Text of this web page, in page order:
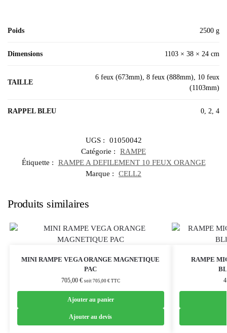
Poids 2500 g
Dimensions 1103 × 38 × 24 cm
TAILLE
6 feux (673mm), 8 feux (888mm), 10 feux
(1103mm)
RAPPEL BLEU 0, 2, 4
UGS :
01050042
Catégorie :
RAMPE
Étiquette :
RAMPE A DEFILEMENT 10 FEUX ORANGE
Marque :
CELL2
Produits similaires
MINI RAMPE VEGA ORANGE MAGNETIQUE
PAC
705,00 € soit 705,00 €TTC
Ajouter au panier
Ajouter au devis
RAMPE